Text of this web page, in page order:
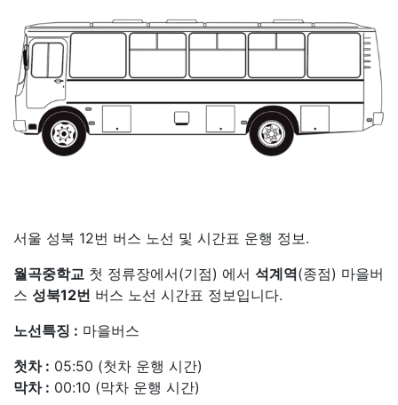
서울 성북 12번 버스 노선 및 시간표 운행 정보.
월곡중학교 첫 정류장에서(기점) 에서 석계역(종점) 마을버
스 성북12번 버스 노선 시간표 정보입니다.
노선특징 : 마을버스
첫차 : 05:50 (첫차 운행 시간)
막차 : 00:10 (막차 운행 시간)